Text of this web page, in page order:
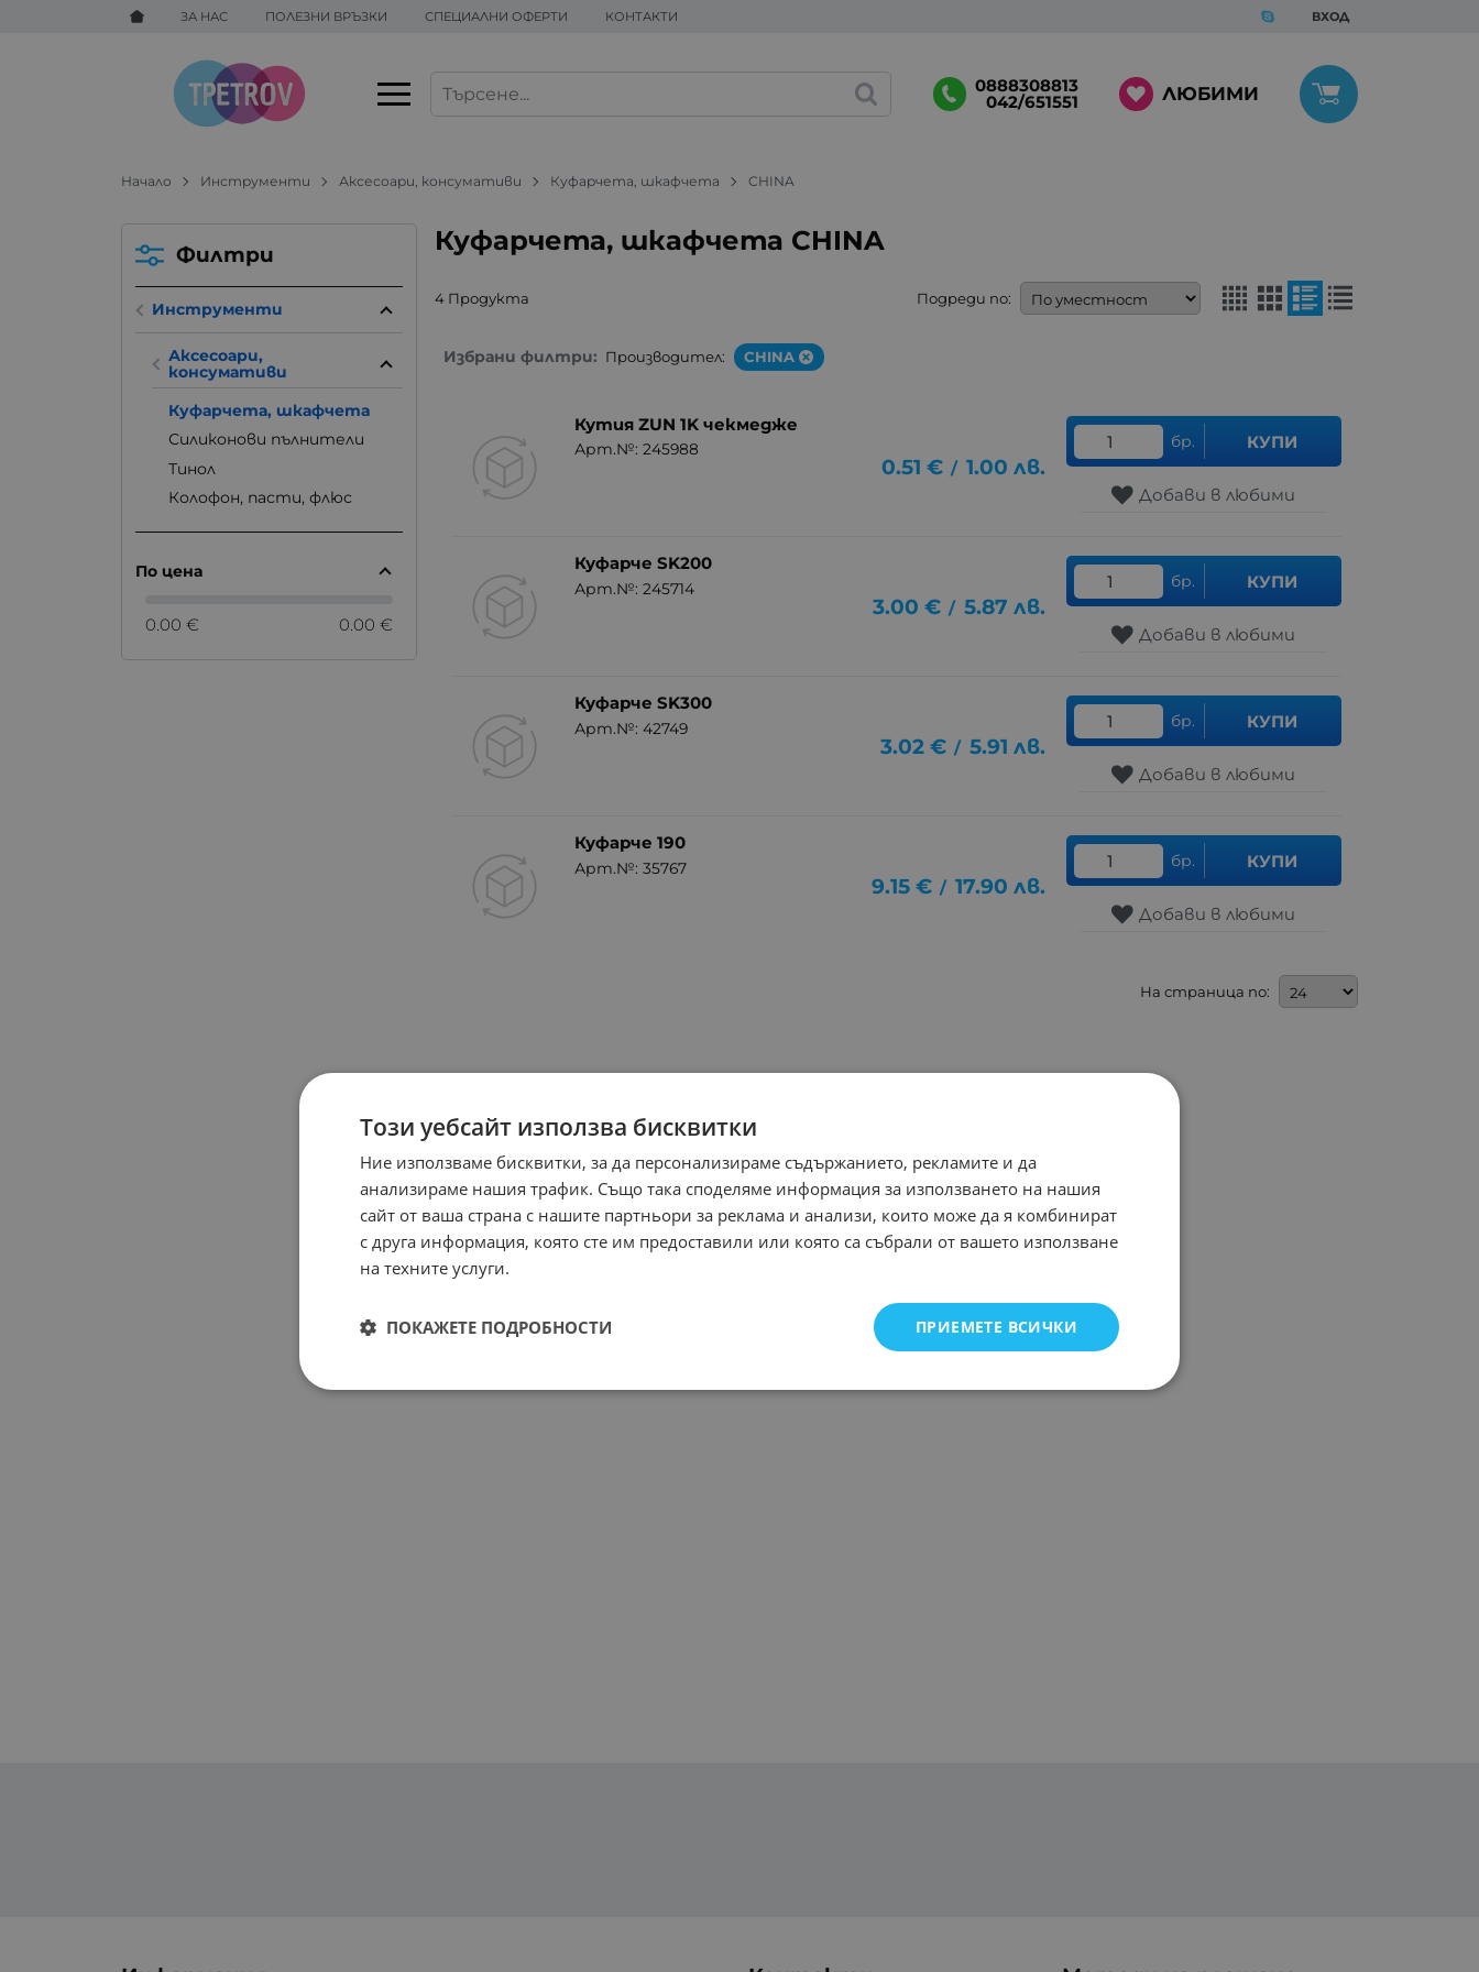
ЗА НАС ПОЛЕЗНИ ВРЪЗКИ СПЕЦИАЛНИ ОФЕРТИ КОНТАКТИ ВХОД
0888308813
042/651551 ЛЮБИМИ
Начало Инструменти Аксесоари, консумативи Куфарчета, шкафчета CHINA
Куфарчета, шкафчета CHINA
4 Продукта Подреди по:
Избрани филтри: Производител: CHINA
Кутия ZUN 1K чекмедже
Арт.№: 245988
0.51 € / 1.00 лв.
бр. КУПИ
Добави в любими
Куфарче SK200
Арт.№: 245714
3.00 € / 5.87 лв.
бр. КУПИ
Добави в любими
Куфарче SK300
Арт.№: 42749
3.02 € / 5.91 лв.
бр. КУПИ
Добави в любими
Куфарче 190
Арт.№: 35767
9.15 € / 17.90 лв.
бр. КУПИ
Добави в любими
На страница по:
Филтри
Инструменти
Аксесоари,
консумативи
Куфарчета, шкафчета
Силиконови пълнители
Тинол
Колофон, пасти, флюс
По цена
0.00 € 0.00 €
Този уебсайт използва бисквитки
Ние използваме бисквитки, за да персонализираме съдържанието, рекламите и да
анализираме нашия трафик. Също така споделяме информация за използването на нашия
сайт от ваша страна с нашите партньори за реклама и анализи, които може да я комбинират
с друга информация, която сте им предоставили или която са събрали от вашето използване
на техните услуги.
ПРИЕМЕТЕ ВСИЧКИ
ПОКАЖЕТЕ ПОДРОБНОСТИ